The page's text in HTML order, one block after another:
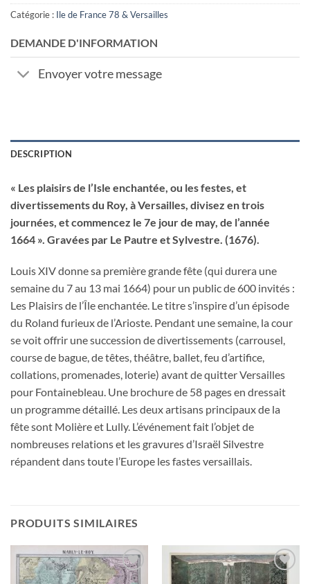
Catégorie : Ile de France 78 & Versailles
DEMANDE D'INFORMATION
Envoyer votre message
DESCRIPTION
« Les plaisirs de l’Isle enchantée, ou les festes, et
divertissements du Roy, à Versailles, divisez en trois
journées, et commencez le 7e jour de may, de l’année
1664 ». Gravées par Le Pautre et Sylvestre. (1676).
Louis XIV donne sa première grande fête (qui durera une
semaine du 7 au 13 mai 1664) pour un public de 600 invités :
Les Plaisirs de l’Île enchantée. Le titre s’inspire d’un épisode
du Roland furieux de l’Arioste. Pendant une semaine, la cour
se voit offrir une succession de divertissements (carrousel,
course de bague, de têtes, théâtre, ballet, feu d’artifice,
collations, promenades, loterie) avant de quitter Versailles
pour Fontainebleau. Une brochure de 58 pages en dressait
un programme détaillé. Les deux artisans principaux de la
fête sont Molière et Lully. L’événement fait l’objet de
nombreuses relations et les gravures d’Israël Silvestre
répandent dans toute l’Europe les fastes versaillais.
PRODUITS SIMILAIRES
Ajouter Ajouter